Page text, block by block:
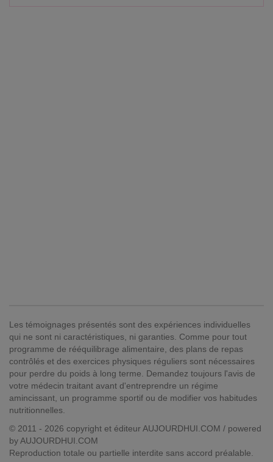
Les témoignages présentés sont des expériences individuelles
qui ne sont ni caractéristiques, ni garanties. Comme pour tout
programme de rééquilibrage alimentaire, des plans de repas
contrôlés et des exercices physiques réguliers sont nécessaires
pour perdre du poids à long terme. Demandez toujours l'avis de
votre médecin traitant avant d'entreprendre un régime
amincissant, un programme sportif ou de modifier vos habitudes
nutritionnelles.
© 2011 - 2026 copyright et éditeur AUJOURDHUI.COM / powered
by AUJOURDHUI.COM
Reproduction totale ou partielle interdite sans accord préalable.